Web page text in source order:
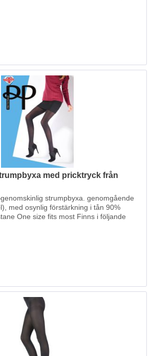
med pricktryck från
strumpbyxa. genomgående
med osynlig förstärkning i tån 90%
One size fits most Finns i följande